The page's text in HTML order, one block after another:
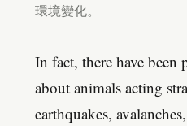
環境變化。
In fact, there have been
about animals acting
earthquakes,